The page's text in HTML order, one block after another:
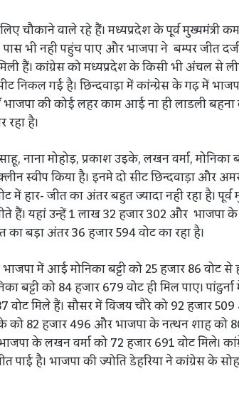
चौकाने वाले रहे हैं। मध्यप्रदेश के पूर्व मुख्यमंत्री
नही पहुंच पाए और भाजपा ने बम्पर जीत
हैं। कांग्रेस को मध्यप्रदेश के किसी भी अंचल से
निकल गई है। छिन्दवाड़ा में कांन्ग्रेस के गढ़ में
भाजपा की कोई लहर काम आई ना ही लाडली
है।
नाना मोहोड़, प्रकाश उइके, लखन वर्मा, मोनिका
स्वीप किया है। इनमे दो सीट छिन्दवाड़ा और
हार- जीत का अंतर बहुत ज्यादा नही रहा है।
हैं। यहां उन्हें 1 लाख 32 हजार 302 और भाजपा
का बड़ा अंतर 36 हजार 594 वोट का रहा है।
में आई मोनिका बट्टी को 25 हजार 86 वोट
बट्टी को 84 हजार 679 वोट ही मिल पाए।
मिले हैं। सौसर में विजय चौरे को 92 हजार
को 82 हजार 496 और भाजपा के नत्थन शाह को
के लखन वर्मा को 72 हजार 691 वोट मिले।
पाई है। भाजपा की ज्योति डेहरिया ने कांग्रेस के
लापरवाह
— हाथ फ्रैक्चर ,
लगाई सही धारा